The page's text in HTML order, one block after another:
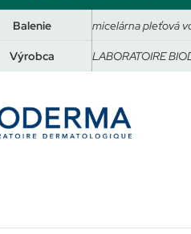
Balenie
micelárna pleťová
Výrobca
LABORATOIRE